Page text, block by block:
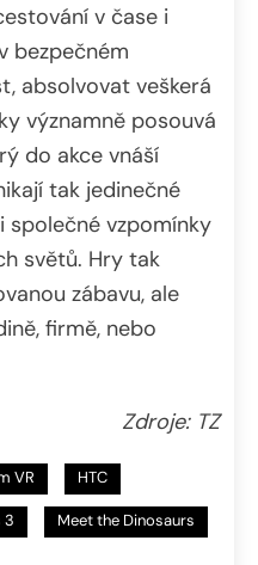
v čase i
bezpečném
absolvovat veškerá
významně posouvá
do akce vnáší
tak jedinečné
vzpomínky
světů. Hry tak
zábavu, ale
firmě, nebo
Zdroje: TZ
VR HTC
3 Meet the Dinosaurs